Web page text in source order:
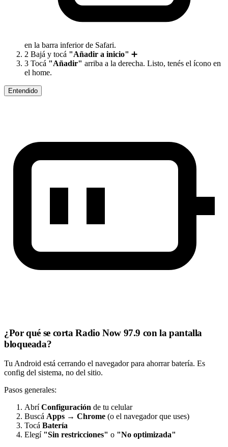
en la barra inferior de Safari.
2 Bajá y tocá "Añadir a inicio" ➕
3 Tocá "Añadir" arriba a la derecha. Listo, tenés el ícono en
el home.
Entendido
¿Por qué se corta Radio Now 97.9 con la pantalla
bloqueada?
Tu Android está cerrando el navegador para ahorrar batería. Es
config del sistema, no del sitio.
Pasos generales:
AbríConfiguración de tu celular
Buscá Apps → Chrome (o el navegador que uses)
Tocá Batería
Elegí "Sin restricciones" o "No optimizada"